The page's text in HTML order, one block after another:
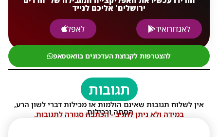
ירושלים' אליכם לנייד
לאנדורואיד
לאפל
להצטרפות לקבוצת העדכונים בוואטסאפ
תגובות
אין לשלוח תגובות שאינם הולמות או מכילות דברי לשון הרע,
הסתה ורכילות.
במידה ולא ניתן להגיב - הכתבה סגורה לתגובות.